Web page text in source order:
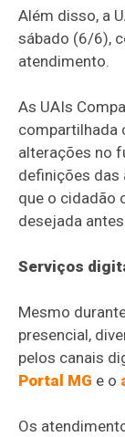
Além disso, a
sábado (6/6),
atendimento.
As UAIs
compartilhada
alterações no
definições das
que o cidadão
desejada
Serviços
Mesmo
presencial,
pelos canais
Portal MG e o
Os